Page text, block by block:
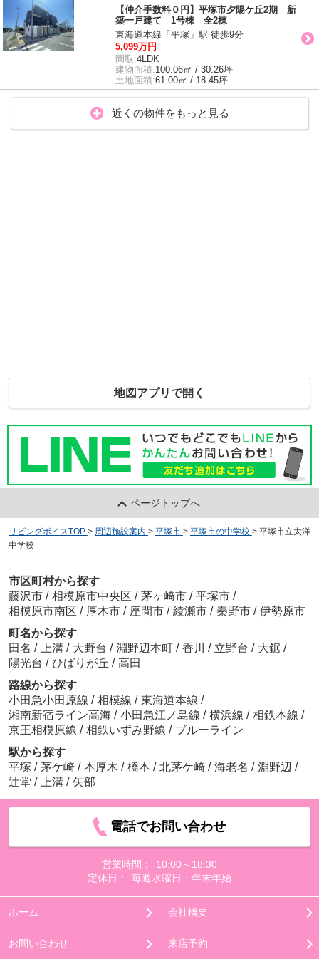
【仲介手数料０円】平塚市夕陽ケ丘2期 新
築一戸建て 1号棟 全2棟
東海道本線「平塚」駅 徒歩9分
5,099万円
間取:4LDK
建物面積:100.06㎡ / 30.26坪
土地面積:61.00㎡ / 18.45坪
近くの物件をもっと見る
地図アプリで開く
ページトップへ
リビングボイスTOP > 周辺施設案内 > 平塚市 > 平塚市の中学校 > 平塚市立太洋
中学校
市区町村から探す
藤沢市 / 相模原市中央区 / 茅ヶ崎市 / 平塚市 /
相模原市南区 / 厚木市 / 座間市 / 綾瀬市 / 秦野市 / 伊勢原市
町名から探す
田名 / 上溝 / 大野台 / 淵野辺本町 / 香川 / 立野台 / 大鋸 /
陽光台 / ひばりが丘 / 高田
路線から探す
小田急小田原線 / 相模線 / 東海道本線 /
湘南新宿ライン高海 / 小田急江ノ島線 / 横浜線 / 相鉄本線 /
京王相模原線 / 相鉄いずみ野線 / ブルーライン
駅から探す
平塚 / 茅ケ崎 / 本厚木 / 橋本 / 北茅ケ崎 / 海老名 / 淵野辺 /
辻堂 / 上溝 / 矢部
電話でお問い合わせ
営業時間：
10:00～18:30
定休日：
毎週水曜日・年末年始
ホーム 会社概要
お問い合わせ 来店予約